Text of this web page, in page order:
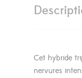
Cet hybride
nervures